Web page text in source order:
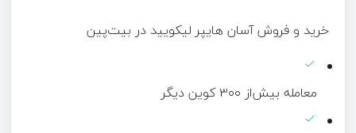
خرید و فروش آسان هایپر لیکویید در بیت‌پین
معامله بیش‌از ۳۰۰ کوین دیگر